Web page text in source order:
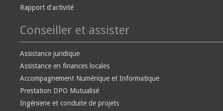
Rapport d'activité
Conseiller et assister
Assistance juridique
Assistance en finances locales
Accompagnement Numérique et Informatique
Prestation DPO Mutualisé
Ingénierie et conduite de projets